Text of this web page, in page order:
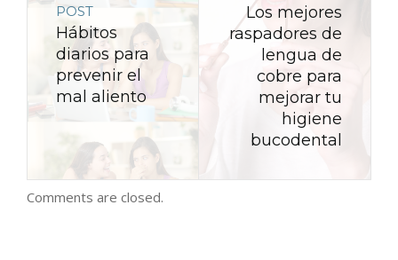
POST
Hábitos
diarios para
prevenir el
mal aliento
Los mejores
raspadores de
lengua de
cobre para
mejorar tu
higiene
bucodental
Comments are closed.